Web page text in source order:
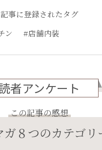
記事に登録されたタグ
ン #店舗内装
者アンケート
この記事の感想
かった 面白か
ガ８つのカテゴリ